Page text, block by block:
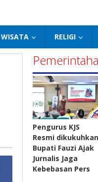
WISATA RELIGI
Pengurus KJS
Resmi
Bupati Fauzi Ajak
Jurnalis Jaga
Kebebasan Pers